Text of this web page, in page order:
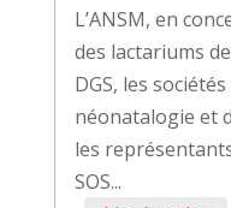
L’ANSM, en
des lactariums
DGS, les
néonatalogie et
les
SOS...